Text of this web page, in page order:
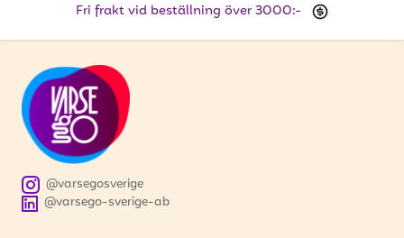
Fri frakt vid beställning över 3000:-
@varsego-sverige-ab
@varsegosverige